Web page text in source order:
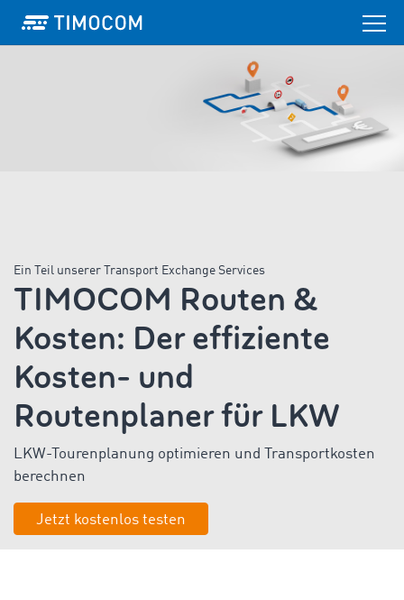
Ein Teil unserer Transport Exchange Services
TIMOCOM Routen &
Kosten: Der effiziente
Kosten- und
Routenplaner für LKW
LKW-Tourenplanung optimieren und
Transportkosten
berechnen
Jetzt kostenlos testen